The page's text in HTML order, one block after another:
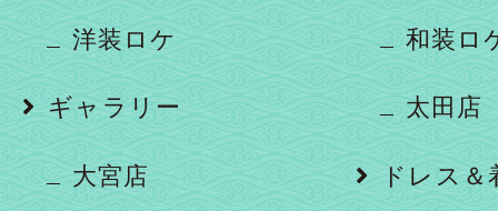
洋装ロケ 和装ロ
ギャラリー 太田店
大宮店 ドレス＆